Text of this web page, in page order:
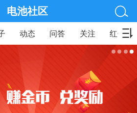
电池社区
动态 问答 关注 红包